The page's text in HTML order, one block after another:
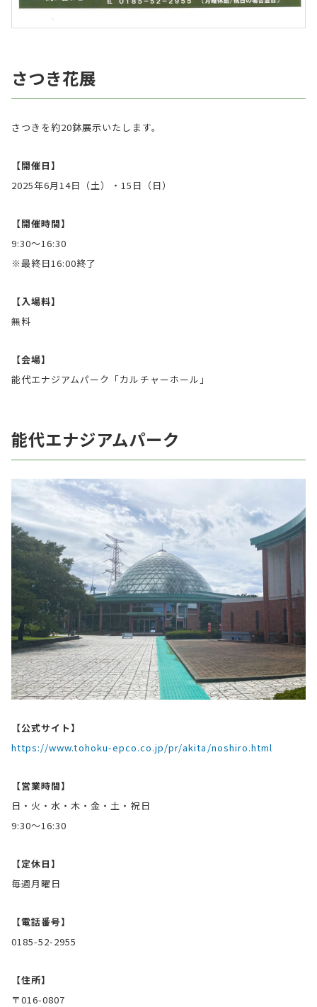
さつき花展
さつきを約20鉢展示いたします。
【開催日】
2025年6月14日（土）・15日（日）
【開催時間】
9:30〜16:30
※最終日16:00終了
【入場料】
無料
【会場】
能代エナジアムパーク「カルチャーホール」
能代エナジアムパーク
【公式サイト】
https://www.tohoku-epco.co.jp/pr/akita/noshiro.html
【営業時間】
日・火・水・木・金・土・祝日
9:30～16:30
【定休日】
毎週月曜日
【電話番号】
0185-52-2955
【住所】
〒016-0807